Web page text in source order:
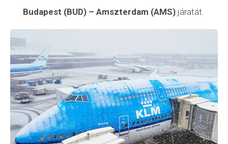
Budapest (BUD) – Amszterdam (AMS) járatát.